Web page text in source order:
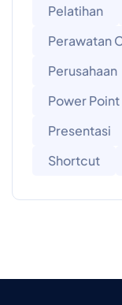
Pelatihan
Perawatan
Perusahaan
Power Point
Presentasi
Shortcut